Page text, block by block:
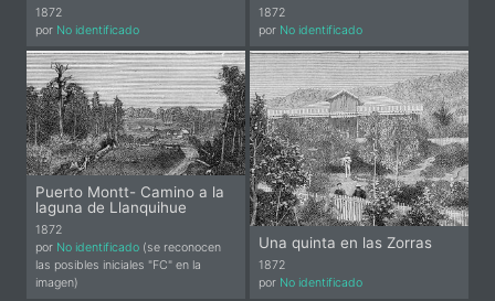
1872
por No identificado
1872
por No identificado
Puerto Montt- Camino a la
laguna de Llanquihue
1872
por No identificado (se reconocen
las posibles iniciales "FC" en la
imagen)
Una quinta en las Zorras
1872
por No identificado